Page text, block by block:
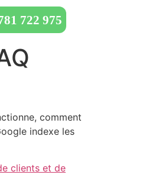
722 975
comment
indexe les
clients et de